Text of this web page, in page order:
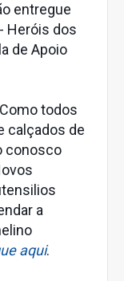
entregue
Heróis dos
de Apoio
todos
calçados de
conosco
a
aqui.